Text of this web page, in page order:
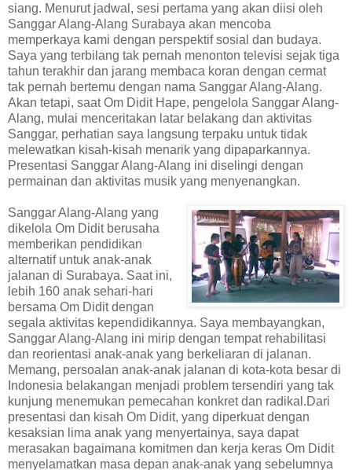
siang. Menurut jadwal, sesi pertama yang akan diisi oleh
Sanggar Alang-Alang Surabaya akan mencoba
memperkaya kami dengan perspektif sosial dan budaya.
Saya yang terbilang tak pernah menonton televisi sejak tiga
tahun terakhir dan jarang membaca koran dengan cermat
tak pernah bertemu dengan nama Sanggar Alang-Alang.
Akan tetapi, saat Om Didit Hape, pengelola Sanggar Alang-
Alang, mulai menceritakan latar belakang dan aktivitas
Sanggar, perhatian saya langsung terpaku untuk tidak
melewatkan kisah-kisah menarik yang dipaparkannya.
Presentasi Sanggar Alang-Alang ini diselingi dengan
permainan dan aktivitas musik yang menyenangkan.
Sanggar Alang-Alang yang
dikelola Om Didit berusaha
memberikan pendidikan
alternatif untuk anak-anak
jalanan di Surabaya. Saat ini,
lebih 160 anak sehari-hari
bersama Om Didit dengan
segala aktivitas kependidikannya. Saya membayangkan,
Sanggar Alang-Alang ini mirip dengan tempat rehabilitasi
dan reorientasi anak-anak yang berkeliaran di jalanan.
Memang, persoalan anak-anak jalanan di kota-kota besar di
Indonesia belakangan menjadi problem tersendiri yang tak
kunjung menemukan pemecahan konkret dan radikal.Dari
presentasi dan kisah Om Didit, yang diperkuat dengan
kesaksian lima anak yang menyertainya, saya dapat
merasakan bagaimana komitmen dan kerja keras Om Didit
menyelamatkan masa depan anak-anak yang sebelumnya